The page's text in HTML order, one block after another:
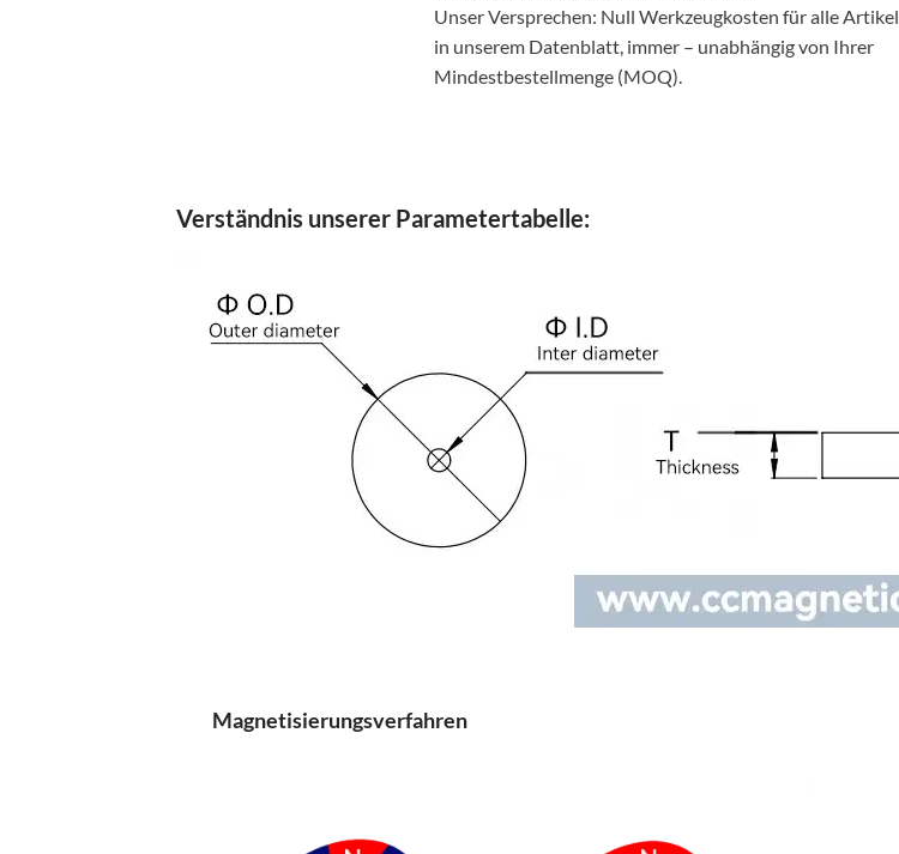
Unser Versprechen: Null Werkzeugkosten für alle Artikel
in unserem Datenblatt, immer – unabhängig von Ihrer
Mindestbestellmenge (MOQ).
Verständnis unserer Parametertabelle:
Magnetisierungsverfahren